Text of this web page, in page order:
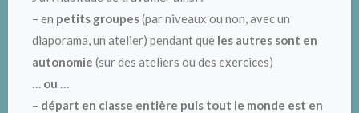
– en petits groupes(par niveaux ou non, avec un
diaporama, un atelier) pendant que les autres sont en
autonomie (sur des ateliers ou des exercices)
… ou …
– départ en classe entière puis tout le monde est en